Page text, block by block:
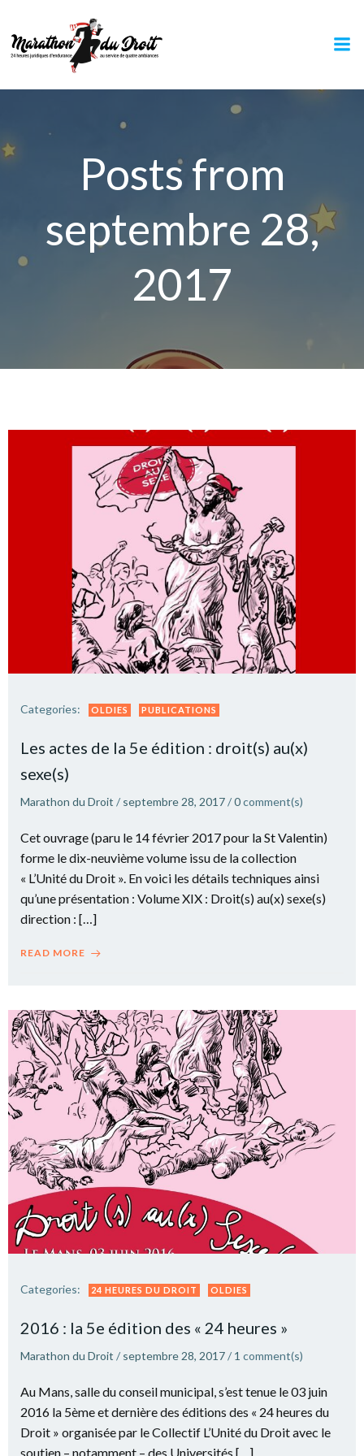
Posts from
septembre 28,
2017
Categories: OLDIES PUBLICATIONS
Les actes de la 5e édition : droit(s) au(x)
sexe(s)
Marathon du Droit / septembre 28, 2017/0comment(s)
Cet ouvrage (paru le 14 février 2017 pour la St Valentin)
forme le dix-neuvième volume issu de la collection
« L’Unité du Droit ». En voici les détails techniques ainsi
qu’une présentation : Volume XIX : Droit(s) au(x) sexe(s)
direction : […]
READ MORE
Categories: 24 HEURES DU DROIT OLDIES
2016 : la 5e édition des « 24 heures »
Marathon du Droit / septembre 28, 2017/ 1 comment(s)
Au Mans, salle du conseil municipal, s’est tenue le 03 juin
2016 la 5ème et dernière des éditions des « 24 heures du
Droit » organisée par le Collectif L’Unité du Droit avec le
soutien – notamment – des Universités […]